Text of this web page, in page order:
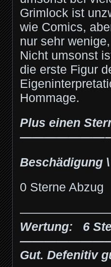
Grimlock ist
wie Comics,
nur sehr
Nicht umsonst
die erste Figur
Hommage.
Plus einen
———————–
Beschädigung
0 Sterne Abzug
Wertung: 6
Gut. Defenitiv